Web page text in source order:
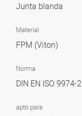
Junta blanda
Material
FPM (Viton)
Norma
DIN EN ISO 9974-2
apto para